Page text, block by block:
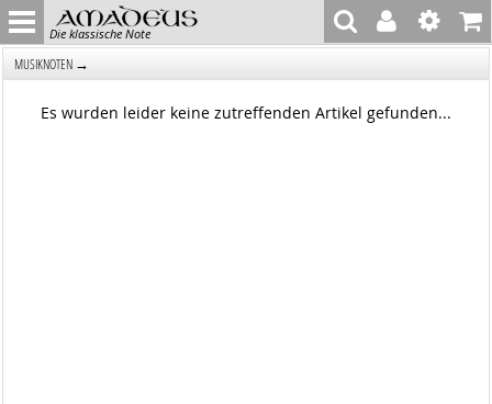
Die klassische Note
MUSIKNOTEN →
Es wurden leider keine zutreffenden Artikel gefunden...